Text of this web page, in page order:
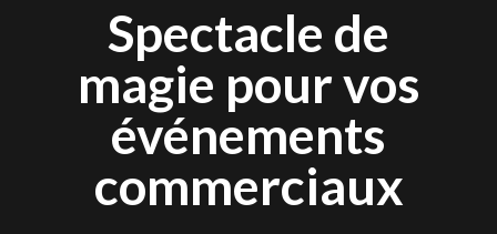
Spectacle de
magie pour vos
événements
commerciaux